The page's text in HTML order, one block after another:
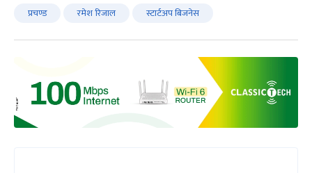
प्रचण्ड रमेश रिजाल स्टार्टअप बिजनेस